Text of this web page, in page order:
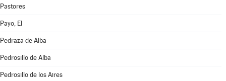
Pastores
Payo, El
Pedraza de Alba
Pedrosillo de Alba
Pedrosillo de los Aires